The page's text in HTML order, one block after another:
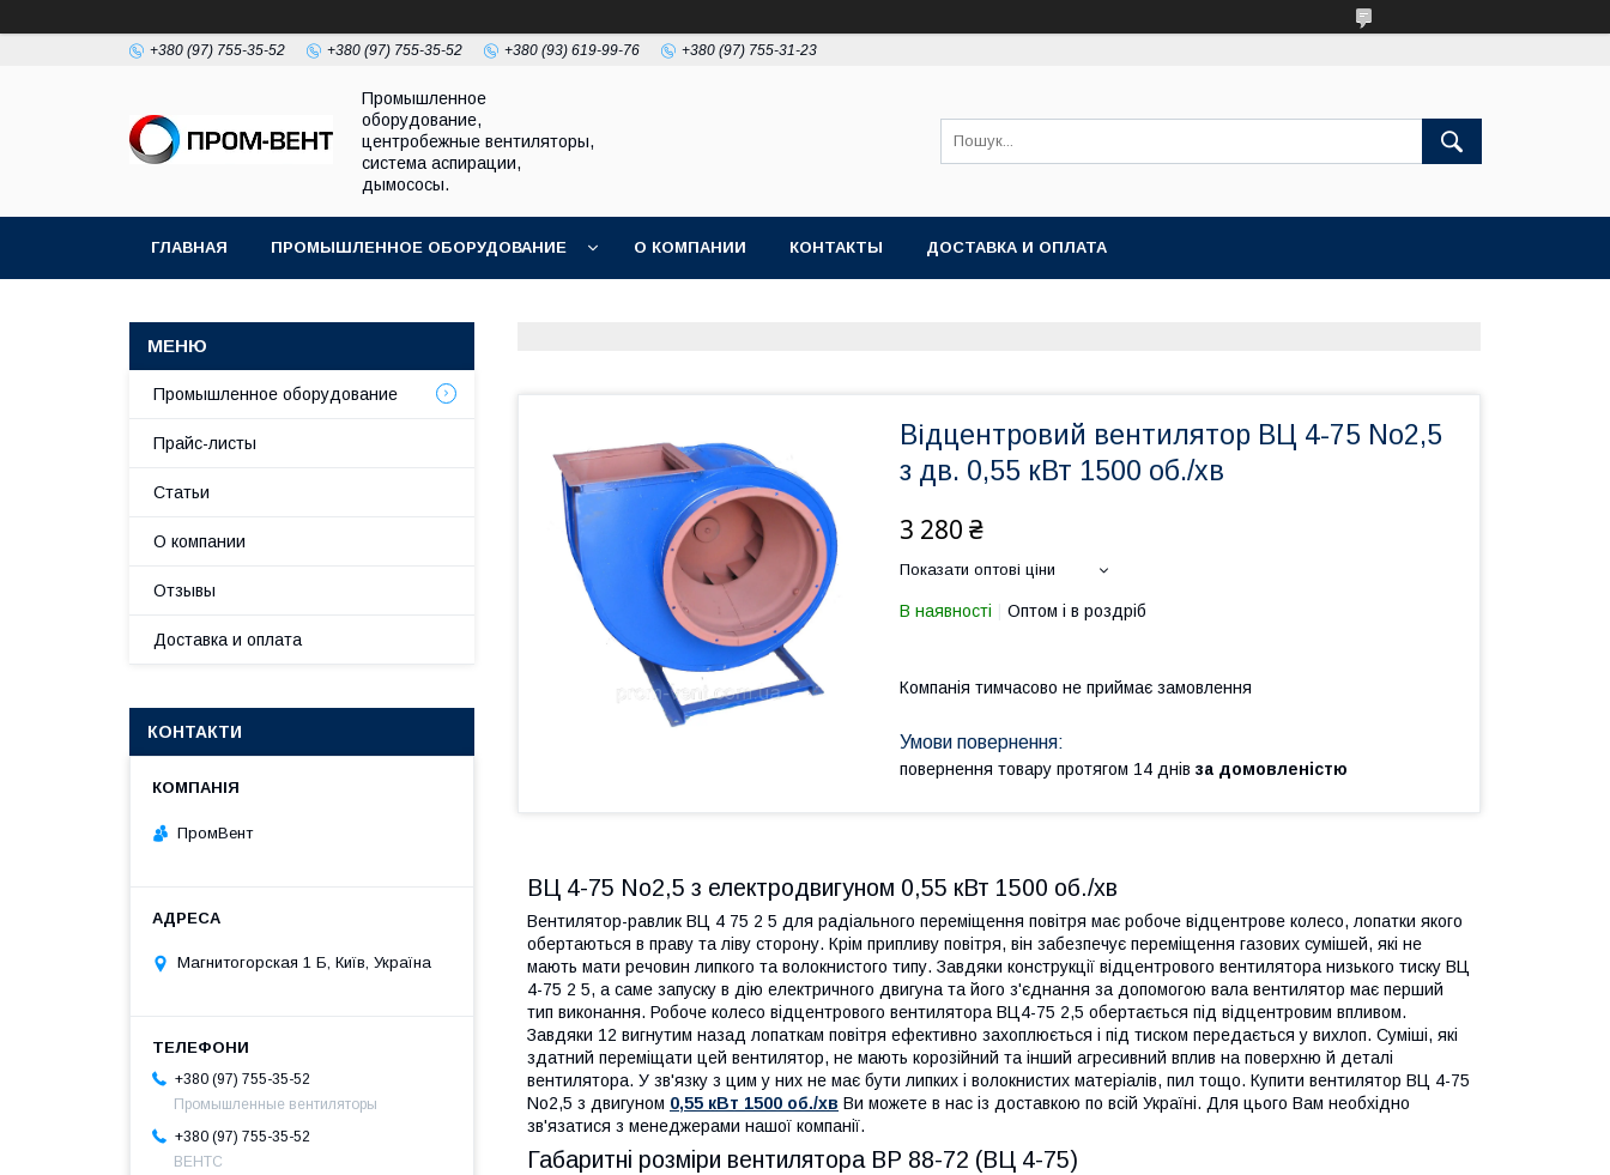
+380 (97) 755-35-52 +380 (97) 755-35-52 +380 (93) 619-99-76 +380 (97) 755-31-23
Промышленное
оборудование,
центробежные вентиляторы,
система аспирации,
дымососы.
ГЛАВНАЯ ПРОМЫШЛЕННОЕ ОБОРУДОВАНИЕ О КОМПАНИИ КОНТАКТЫ ДОСТАВКА И ОПЛАТА
Відцентровий вентилятор ВЦ 4-75 No2,5
з дв. 0,55 кВт 1500 об./хв
3 280 ₴
Показати оптові ціни
В наявності Оптом і в роздріб
Компанія тимчасово не приймає замовлення
повернення товару протягом 14 днів за домовленістю
ВЦ 4-75 No2,5 з електродвигуном 0,55 кВт 1500 об./хв
Вентилятор-равлик ВЦ 4 75 2 5 для радіального переміщення повітря має робоче відцентрове колесо, лопатки якого
обертаються в праву та ліву сторону. Крім припливу повітря, він забезпечує переміщення газових сумішей, які не
мають мати речовин липкого та волокнистого типу. Завдяки конструкції відцентрового вентилятора низького тиску ВЦ
4-75 2 5, а саме запуску в дію електричного двигуна та його з'єднання за допомогою вала вентилятор має перший
тип виконання. Робоче колесо відцентрового вентилятора ВЦ4-75 2,5 обертається під відцентровим впливом.
Завдяки 12 вигнутим назад лопаткам повітря ефективно захоплюється і під тиском передається у вихлоп. Суміші, які
здатний переміщати цей вентилятор, не мають корозійний та інший агресивний вплив на поверхню й деталі
вентилятора. У зв'язку з цим у них не має бути липких і волокнистих матеріалів, пил тощо. Купити вентилятор ВЦ 4-75
No2,5 з двигуном 0,55 кВт 1500 об./хв Ви можете в нас із доставкою по всій Україні. Для цього Вам необхідно
зв'язатися з менеджерами нашої компанії.
Габаритні розміри вентилятора ВР 88-72 (ВЦ 4-75)
Промышленное оборудование
Прайс-листы
Статьи
О компании
Отзывы
Доставка и оплата
КОНТАКТИ
ПромВент
Магнитогорская 1 Б, Київ, Україна
+380 (97) 755-35-52
Промышленные вентиляторы
+380 (97) 755-35-52
ВЕНТС